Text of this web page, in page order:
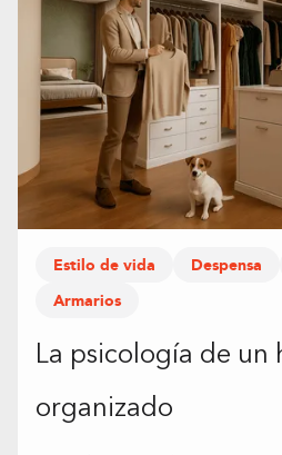
Estilo de vida Despensa
Armarios
La psicología de un
organizado